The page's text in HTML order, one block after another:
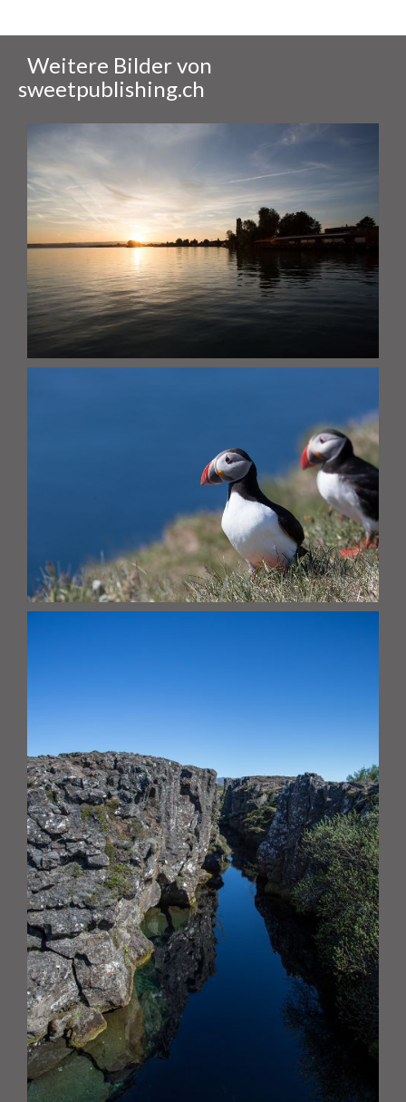
Weitere Bilder von
sweetpublishing.ch